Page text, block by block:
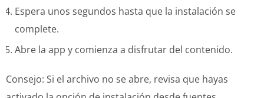
Espera unos segundos hasta que la instalación se
complete.
Abre la app y comienza a disfrutar del contenido.
Consejo: Si el archivo no se abre, revisa que hayas